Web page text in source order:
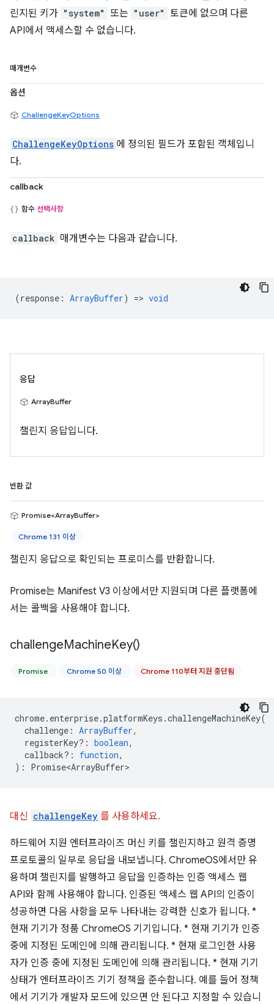
린지된 키가 "system" 또는 "user"
토큰에 없으며 다른
API에서 액세스할 수 없습니다.
매개변수
옵션
ChallengeKeyOptions
ChallengeKeyOptions 에 정의된 필드가 포함된 객체입니
다.
callback
함수 선택사항
callback 매개변수는 다음과 같습니다.
(response : ArrayBuffer) => void
응답
ArrayBuffer
챌린지 응답입니다.
반환 값
Promise<ArrayBuffer>
Chrome 131 이상
챌린지 응답으로 확인되는 프로미스를 반환합니다.
Promise는 Manifest V3 이상에서만 지원되며 다른 플랫폼에
서는 콜백을 사용해야 합니다.
challengeMachineKey()
Promise Chrome 50 이상 Chrome 110부터 지원 중단됨
chrome. enterprise.platformKeys .challengeMachineKey(
challenge : ArrayBuffer,
registerKey? : boolean,
callback? : function,
) : Promise<ArrayBuffer>
대신 challengeKey 를 사용하세요.
하드웨어 지원 엔터프라이즈 머신 키를 챌린지하고 원격 증명
프로토콜의 일부로 응답을 내보냅니다. ChromeOS에서만 유
용하며 챌린지를 발행하고 응답을 인증하는 인증 액세스 웹
API와 함께 사용해야 합니다. 인증된 액세스 웹 API의 인증이
성공하면 다음 사항을 모두 나타내는 강력한 신호가 됩니다. *
현재 기기가 정품 ChromeOS 기기입니다. * 현재 기기가 인증
중에 지정된 도메인에 의해 관리됩니다. * 현재 로그인한 사용
자가 인증 중에 지정된 도메인에 의해 관리됩니다. * 현재 기기
상태가 엔터프라이즈 기기 정책을 준수합니다. 예를 들어 정책
에서 기기가 개발자 모드에 있으면 안 된다고 지정할 수 있습니